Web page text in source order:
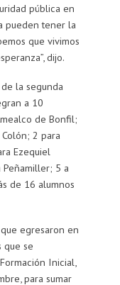
pública en
pueden tener la
que vivimos
dijo.
la segunda
a 10
de Bonfil;
2 para
Ezequiel
5 a
de 16 alumnos
egresaron en
que se
Inicial,
para sumar